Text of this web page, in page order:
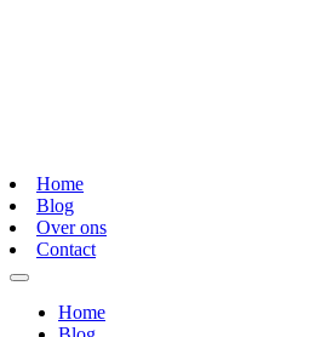
Home
Blog
Over ons
Contact
Home